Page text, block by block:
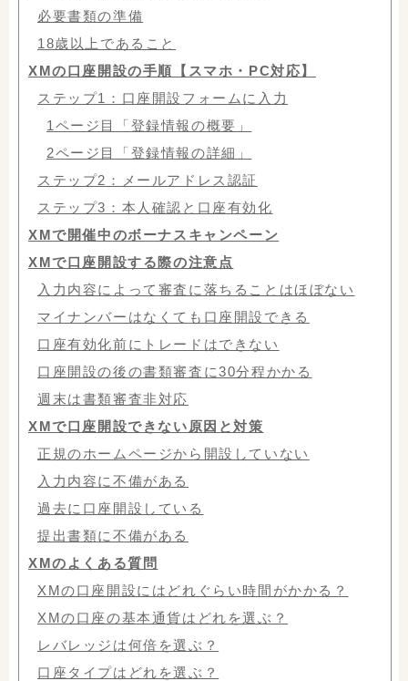
必要書類の準備
18歳以上であること
XMの口座開設の手順【スマホ・PC対応】
ステップ1：口座開設フォームに入力
1ページ目「登録情報の概要」
2ページ目「登録情報の詳細」
ステップ2：メールアドレス認証
ステップ3：本人確認と口座有効化
XMで開催中のボーナスキャンペーン
XMで口座開設する際の注意点
入力内容によって審査に落ちることはほぼない
マイナンバーはなくても口座開設できる
口座有効化前にトレードはできない
口座開設の後の書類審査に30分程かかる
週末は書類審査非対応
XMで口座開設できない原因と対策
正規のホームページから開設していない
入力内容に不備がある
過去に口座開設している
提出書類に不備がある
XMのよくある質問
XMの口座開設にはどれぐらい時間がかかる？
XMの口座の基本通貨はどれを選ぶ？
レバレッジは何倍を選ぶ？
口座タイプはどれを選ぶ？